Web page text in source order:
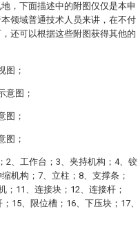
，下面描述中的附图仅仅是本申
领域普通技术人员来讲，在不付
还可以根据这些附图获得其他的
图；
意图；
图；
图；
2、工作台；3、夹持机构；4、铰
机构；7、立柱；8、支撑条；
；11、连接块；12、连接杆；
15、限位槽；16、下压块；17、